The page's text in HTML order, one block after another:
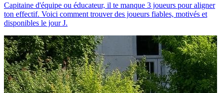
Capitaine d'équipe ou éducateur, il te manque 3 joueurs pour aligner
ton effectif. Voici comment trouver des joueurs fiables, motivés et
disponibles le jour J.